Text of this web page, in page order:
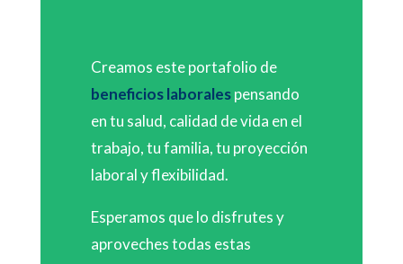
Creamos este portafolio de
beneficios laboralespensando
en tu salud, calidad de vida en el
trabajo, tu familia, tu proyección
laboral y flexibilidad.
Esperamos que lo disfrutes y
aproveches todas estas